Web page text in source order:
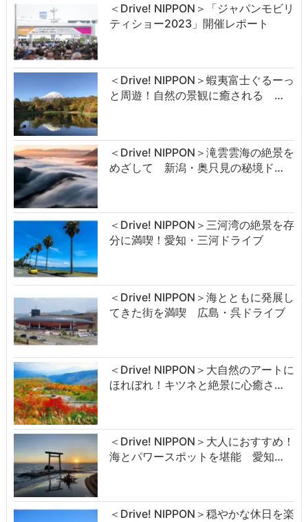
＜Drive! NIPPON＞「ジャパンモビリ
ティショー2023」開催レポート
＜Drive! NIPPON＞蝦夷富士ぐるーっ
と周遊！自然の景観に癒される …
＜Drive! NIPPON＞滝雲雲海の絶景を
めざして 新潟・奥只見の秘境ド…
＜Drive! NIPPON＞三河湾の絶景を存
分に満喫！愛知・三河ドライブ
＜Drive! NIPPON＞海とともに発展し
てきた街を満喫 広島・呉ドライブ
＜Drive! NIPPON＞大自然のアートに
ほれぼれ！キツネと絶景に心癒さ…
＜Drive! NIPPON＞大人におすすめ！
海とパワースポットを堪能 愛知…
＜Drive! NIPPON＞穏やかな休日を楽